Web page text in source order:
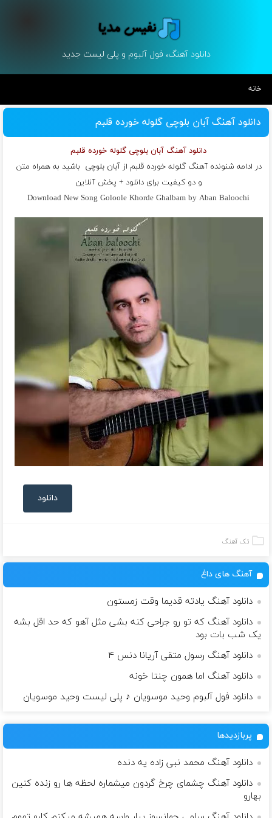
دانلود آهنگ، فول آلبوم و پلی لیست جدید
خانه
دانلود آهنگ آبان بلوچی گلوله خورده قلبم
دانلود آهنگ آبان بلوچی گلوله خورده قلبم
در ادامه شنونده آهنگ گلوله خورده قلبم ازآبان بلوچی باشید به همراه متن
و دو کیفیت برای دانلود + پخش آنلاین
Download New Song Goloole Khorde Ghalbam by Aban Baloochi
دانلود
تک آهنگ
آهنگ های داغ
دانلود آهنگ یادته قدیما وقت زمستون
دانلود آهنگ که تو رو جراحی کنه بشی مثل آهو که حد اقل بشه
یک شب بات بود
دانلود آهنگ رسول متقی آریانا دنس ۴
دانلود آهنگ اما همون چنتا خونه
دانلود فول آلبوم وحید موسویان ♪ پلی لیست وحید موسویان
پربازدیدها
دانلود آهنگ محمد نبی زاده یه دنده
دانلود آهنگ چشمای چرخ گردون میشماره لحظه ها رو زنده کنین
بهارو